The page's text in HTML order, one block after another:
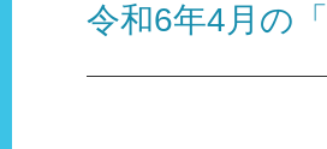
ゲ
次
投
令和6年4月の